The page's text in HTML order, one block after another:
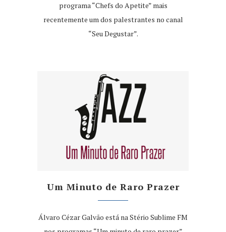
programa “Chefs do Apetite” mais
recentemente um dos palestrantes no canal
“Seu Degustar”.
Um Minuto de Raro Prazer
Álvaro Cézar Galvão está na Stério Sublime FM